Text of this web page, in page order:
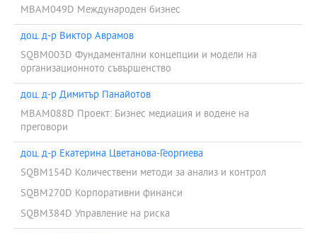
внедряване и усъвършенстване на системи, процеси, продукти
и услуги.
За да постигне своята мисия, МП МОС се отличава с:
1. Иновативна структура и съдържание, следващи актуалните
тенденции в обучението и развитието на мениджъри и лидери.
2. Учебен процес, насочен към обучаващия се.
3. Технология на обучение, подпомагаща работата на студента.
4. Практическа насоченост.
Квалификация: Мениджър по организационно съвършенство
MBAM049D Международен бизнес
доц. д-р Виктор Аврамов
SQBM003D Фундаментални концепции и модели на
организационното съвършенство
доц. д-р Димитър Панайотов
MBAM088D Проект: Бизнес медиация и водене на
преговори
доц. д-р Екатерина Цветанова-Георгиева
SQBM154D Количествени методи за анализ и контрол
SQBM270D Корпоративни финанси
SQBM384D Управление на риска